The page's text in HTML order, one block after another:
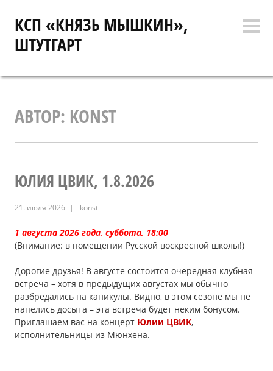
содержимому
КСП «КНЯЗЬ МЫШКИН»,
ШТУТГАРТ
АВТОР: KONST
ЮЛИЯ ЦВИК, 1.8.2026
21. июля 2026 konst
1 августа 2026 года, суббота, 18:00
(Внимание: в помещении Русской воскресной школы!)
Дорогие друзья! В августе состоится очередная клубная
встреча – хотя в предыдущих августах мы обычно
разбредались на каникулы. Видно, в этом сезоне мы не
напелись досыта – эта встреча будет неким бонусом.
Приглашаем вас на концерт Юлии ЦВИК,
исполнительницы из Мюнхена.